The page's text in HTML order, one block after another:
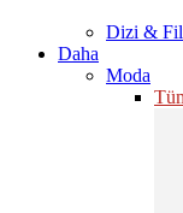
Dizi &
Daha
Moda